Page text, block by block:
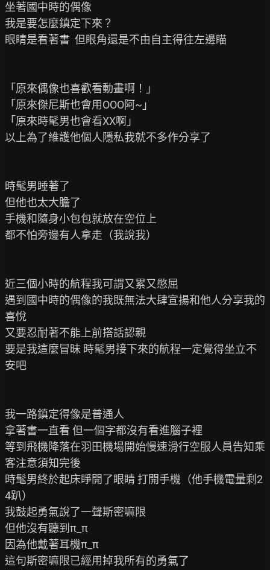
坐著國中時的偶像
我是要怎麼鎮定下來？
眼睛是看著書  但眼角還是不由自主得往左邊瞄
「原來偶像也喜歡看動畫啊！」
「原來傑尼斯也會用OOO阿~」
「原來時髦男也會看XX啊」
以上為了維護他個人隱私我就不多作分享了
時髦男睡著了
但他也太大膽了
手機和隨身小包包就放在空位上
都不怕旁邊有人拿走（我說我）
近三個小時的航程我可謂又累又憋屈
遇到國中時的偶像的我既無法大肆宣揚和他人分享我的
喜悅
又要忍耐著不能上前搭話認親
要是我這麼冒昧 時髦男接下來的航程一定覺得坐立不
安吧
我一路鎮定得像是普通人
拿著書一直看 但一個字都沒有看進腦子裡
等到飛機降落在羽田機場開始慢速滑行空服人員告知乘
客注意須知完後
時髦男終於起床睜開了眼睛 打開手機（他手機電量剩2
4趴）
我鼓起勇氣說了一聲斯密嘛限
但他沒有聽到π_π
因為他戴著耳機π_π
這句斯密嘛限已經用掉我所有的勇氣了